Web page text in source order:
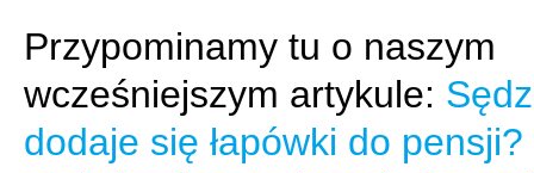
Przypominamy tu o naszym
wcześniejszym artykule:
dodaje się łapówki do